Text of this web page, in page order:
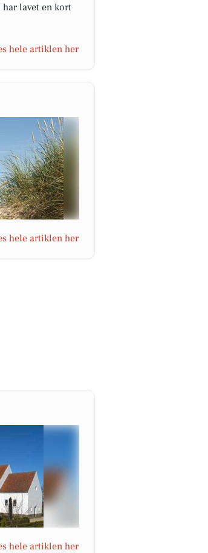
lavet en kort
hele artiklen her
hele artiklen her
hele artiklen her